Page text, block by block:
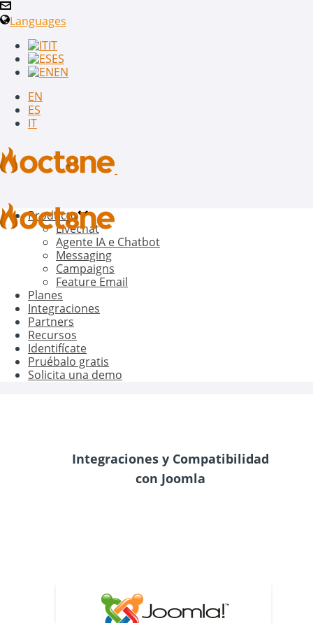
Languages
IT
ES
EN
EN
ES
IT
Producto
Livechat
Agente IA e Chatbot
Messaging
Campaigns
Feature Email
Planes
Integraciones
Partners
Recursos
Identifícate
Pruébalo gratis
Solicita una demo
Integraciones y Compatibilidad
con Joomla